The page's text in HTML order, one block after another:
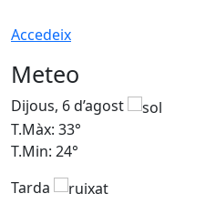
Accedeix
Meteo
Dijous, 6 d’agost
T.Màx: 33°
T.Min: 24°
Tarda